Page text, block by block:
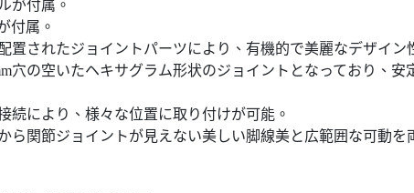
が付属。
付属。
置されたジョイントパーツにより、有機的で美麗なデザイン
穴の空いたヘキサグラム形状のジョイントとなっており、
続により、様々な位置に取り付けが可能。
ら関節ジョイントが見えない美しい脚線美と広範囲な可動を